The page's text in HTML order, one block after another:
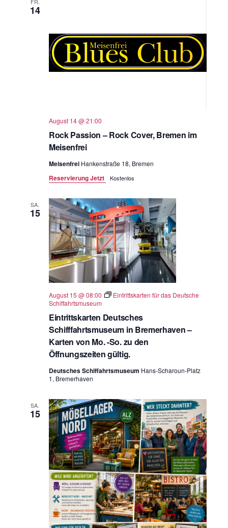
14
Rock Passion – Rock Cover, Bremen im
Meisenfrei
August 14 @ 21:00
Meisenfrei Hankenstraße 18, Bremen
Reservierung Jetzt Kostenlos
SA.
15
Eintrittskarten Deutsches
Schifffahrtsmuseum in Bremerhaven –
Karten von Mo. -So. zu den
Öffnungszeiten gültig.
August 15 @ 08:00
Eintrittskarten für das Deutsche
Schiffahrtsmuseum
Deutsches Schiffahrtsmuseum Hans-Scharoun-Platz
1, Bremerhaven
SA.
15